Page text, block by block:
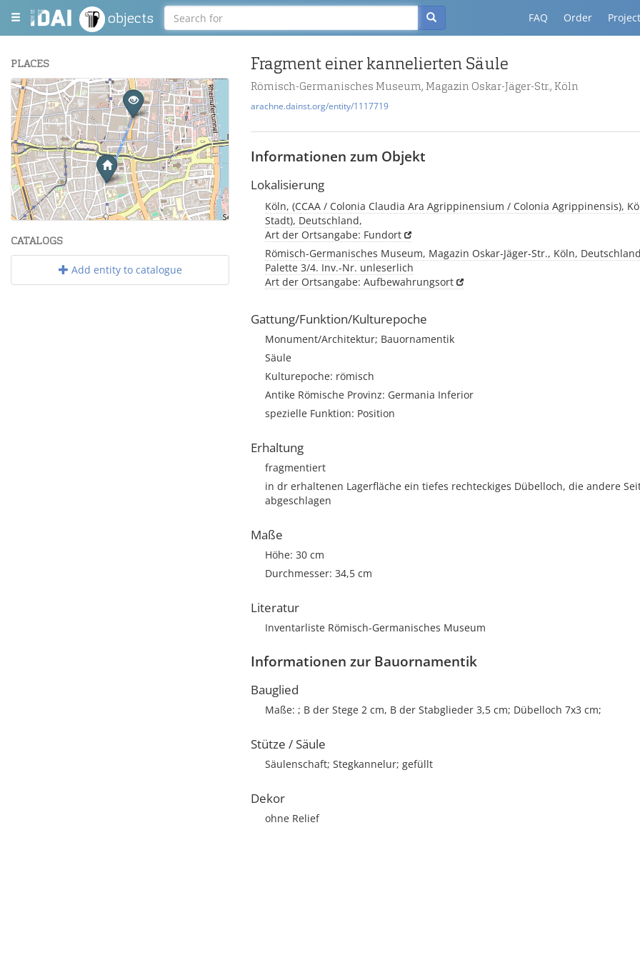
objects FAQ Order
PLACES
+
−
Leaflet| Maps and Data ©OpenStreetMap.
CATALOGS
Add entity to catalogue
Fragment einer kannelierten Säule
Römisch-Germanisches Museum, Magazin Oskar-Jäger-Str., Köln
arachne.dainst.org/entity/1117719
Informationen zum Objekt
Lokalisierung
Köln, (CCAA / Colonia Claudia Ara Agrippinensium / Colonia Agrippinensis),
Stadt), Deutschland,
Art der Ortsangabe: Fundort
Römisch-Germanisches Museum, Magazin Oskar-Jäger-Str., Köln,
Palette 3/4. Inv.-Nr. unleserlich
Art der Ortsangabe: Aufbewahrungsort
Gattung/Funktion/Kulturepoche
Monument/Architektur; Bauornamentik
Säule
Kulturepoche: römisch
Antike Römische Provinz: Germania Inferior
spezielle Funktion: Position
Erhaltung
fragmentiert
in dr erhaltenen Lagerfläche ein tiefes rechteckiges Dübelloch, die andere
abgeschlagen
Maße
Höhe: 30 cm
Durchmesser: 34,5 cm
Literatur
Inventarliste Römisch-Germanisches Museum
Informationen zur Bauornamentik
Bauglied
Maße: ; B der Stege 2 cm, B der Stabglieder 3,5 cm; Dübelloch 7x3 cm;
Stütze / Säule
Säulenschaft; Stegkannelur; gefüllt
Dekor
ohne Relief